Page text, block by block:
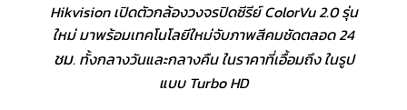
Hikvision เปิดตัวกล้องวงจรปิดซีรีย์ ColorVu 2.0 รุ่น
ใหม่ มาพร้อมเทคโนโลยีใหม่จับภาพสีคมชัดตลอด 24
ชม. ทั้งกลางวันและกลางคืน ในราคาที่เอื้อมถึง ในรูป
แบบ Turbo HD